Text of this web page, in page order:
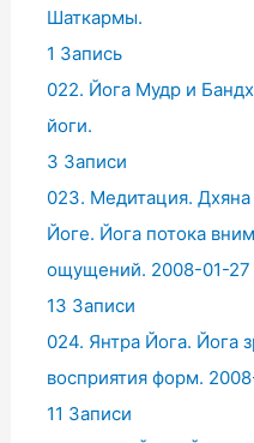
Шаткармы.
1 Запись
022. Йога Мудр и
йоги.
3 Записи
023. Медитация.
Йоге. Йога потока
ощущений. 2008-01-27
13 Записи
024. Янтра Йога. Йога
восприятия форм.
11 Записи